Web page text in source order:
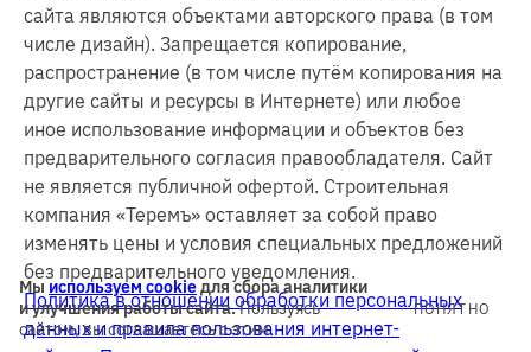
Мы используем cookieдля сбора аналитики
и улучшения работы сайта.Пользуясь
сайтом, вы соглашаетесь с этим.
ПОНЯТНО
сайта являются объектами авторского права (в том
числе дизайн). Запрещается копирование,
распространение (в том числе путём копирования на
другие сайты и ресурсы в Интернете) или любое
иное использование информации и объектов без
предварительного согласия правообладателя. Cайт
не является публичной офертой. Строительная
компания «Теремъ» оставляет за собой право
изменять цены и условия специальных предложений
без предварительного уведомления.
Политика в отношении обработки персональных
данных и правила пользования интернет-